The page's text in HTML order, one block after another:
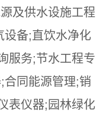
及供水设施工程
设备;直饮水净化
服务;节水工程专
合同能源管理;销
表仪器;园林绿化